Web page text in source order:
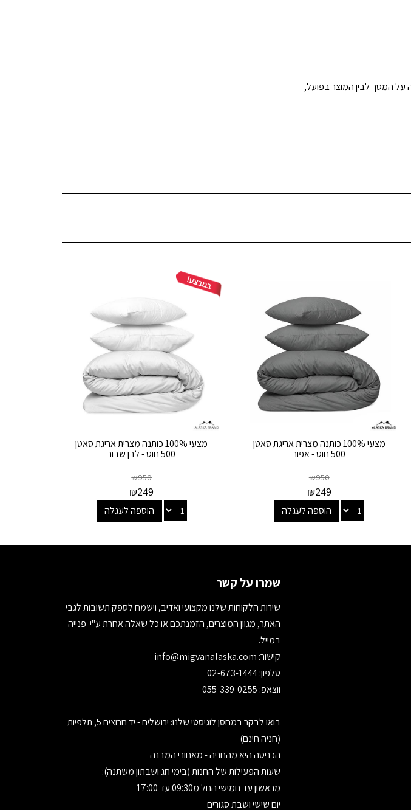
על המסך לבין המוצר בפועל,
מצעי 100% כותנה מצרית אריגת סאטן
500 חוט - אפור
₪950
₪249
הוספה לעגלה
מצעי 100% כותנה מצרית אריגת סאטן
500 חוט - לבן שבור
₪950
₪249
הוספה לעגלה
שמרו על קשר
שירות הלקוחות שלנו מקצועי ואדיב, וישמח לספק תשובות לגבי
האתר, מגוון המוצרים, הזמנתכם או כל שאלה אחרת ע"י פנייה
במייל.
קישור:
טלפון: 02-673-1444
ווצאפ: 055-339-0255
בואו לבקר במחסן לוגיסטי שלנו: ירושלים - יד חרוצים 5, תלפיות
(חניה חינם)
הכניסה היא מהחניה - מאחורי המבנה
שעות הפעילות של החנות (בימי חג ושבתון משתנה):
מראשון עד חמישי החל מ09:30 עד 17:00
יום שישי ושבת סגורים